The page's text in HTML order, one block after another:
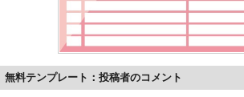
無料テンプレート：投稿者のコメント